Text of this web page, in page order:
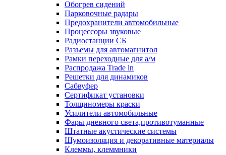
Обогрев сидений
Парковочные радары
Предохранители автомобильные
Процессоры звуковые
Радиостанции СБ
Разъемы для автомагнитол
Рамки переходные для а/м
Распродажа Trade in
Решетки для динамиков
Сабвуфер
Сертификат установки
Толщиномеры краски
Усилители автомобильные
Фары дневного света,противотуманные
Штатные акустические системы
Шумоизоляция и декоративные материалы
Клеммы, клеммники